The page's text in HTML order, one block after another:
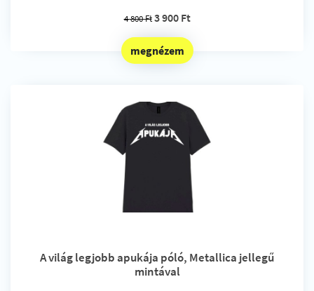
4 800 Ft 3 900 Ft
megnézem
A világ legjobb apukája póló, Metallica jellegű
mintával